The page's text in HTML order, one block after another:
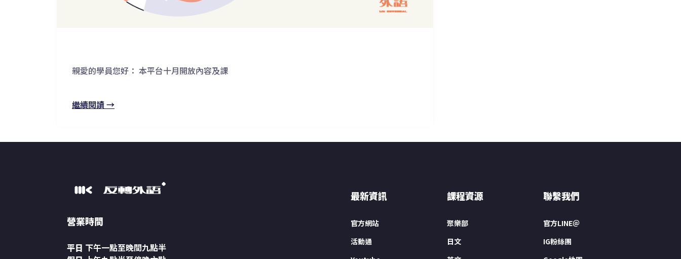
親愛的學員您好： 本平台十月開放內容及課
繼續閱讀 →
營業時間
平日 下午一點至晚間九點半
最新資訊
官方網站
活動通
課程資源
聚樂部
日文
聯繫我們
官方LINE＠
IG粉絲團